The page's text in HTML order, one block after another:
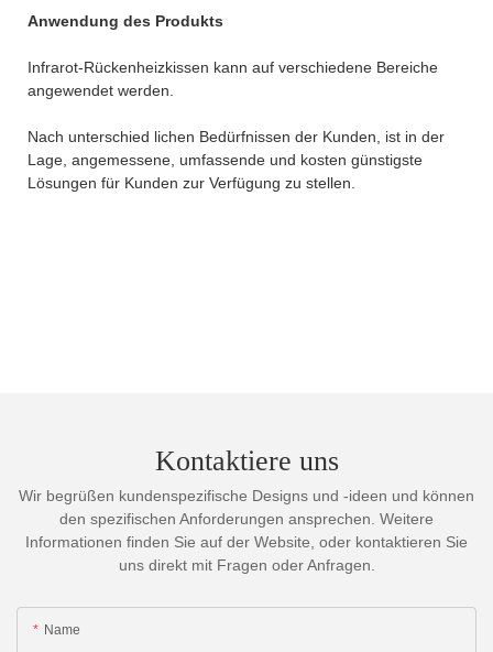
Anwendung des Produkts
Infrarot-Rückenheizkissen kann auf verschiedene Bereiche
angewendet werden.
Nach unterschied lichen Bedürfnissen der Kunden, ist in der
Lage, angemessene, umfassende und kosten günstigste
Lösungen für Kunden zur Verfügung zu stellen.
Kontaktiere uns
Wir begrüßen kundenspezifische Designs und -ideen und können
den spezifischen Anforderungen ansprechen. Weitere
Informationen finden Sie auf der Website, oder kontaktieren Sie
uns direkt mit Fragen oder Anfragen.
Name